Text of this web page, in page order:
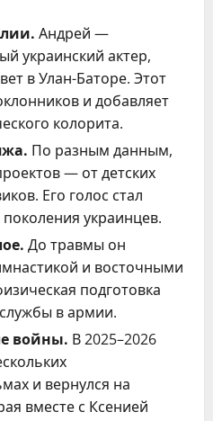
Андрей —
украинский актер,
в Улан-Баторе. Этот
и добавляет
колорита.
По разным данным,
— от детских
Его голос стал
украинцев.
До травмы он
и восточными
подготовка
в армии.
войны. В 2025–2026
и вернулся на
вместе с Ксенией